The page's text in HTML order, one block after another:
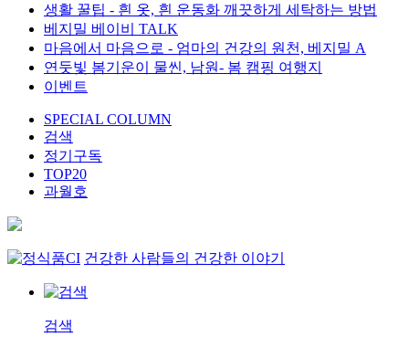
생활 꿀팁 - 흰 옷, 흰 운동화 깨끗하게 세탁하는 방법
베지밀 베이비 TALK
마음에서 마음으로 - 엄마의 건강의 원천, 베지밀 A
연둣빛 봄기운이 물씬, 남원- 봄 캠핑 여행지
이벤트
SPECIAL COLUMN
검색
정기구독
TOP20
과월호
건강한 사람들의 건강한 이야기
검색